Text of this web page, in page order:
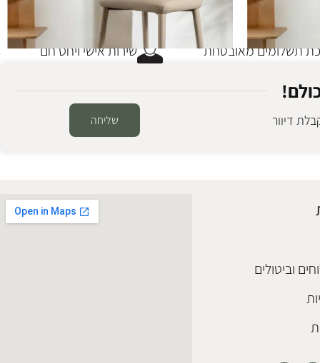
כסא בר פרדריק קופי
שירות אישי ויחס חם תשלומים מאובטחת
דיוור שליחה
וביטולים